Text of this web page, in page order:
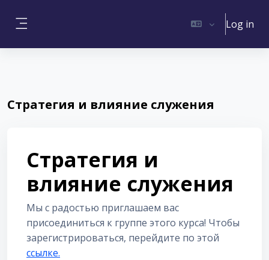
Log in
Стратегия и влияние служения
Стратегия и
влияние служения
Мы с радостью приглашаем вас
присоединиться к группе этого курса! Чтобы
зарегистрироваться, перейдите по этой
ссылке.